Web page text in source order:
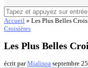
Accueil » Les Plus Belles
Croisières
Les Plus Belles
écrit parMialisoa septembre